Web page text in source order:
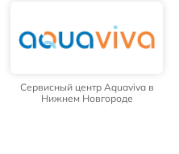
Сервисный центр Aquaviva в
Нижнем Новгороде